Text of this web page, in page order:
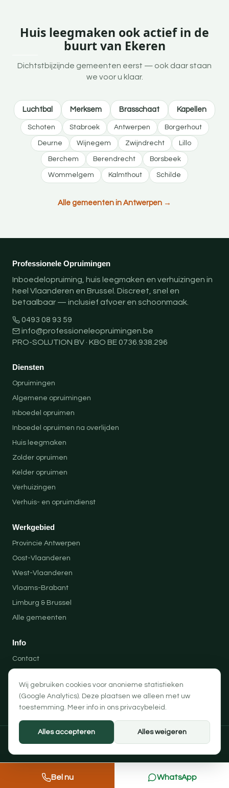
Huis leegmaken ook actief in de
buurt van Ekeren
Dichtstbijzijnde gemeenten eerst — ook daar staan
we voor u klaar.
Luchtbal Merksem Brasschaat Kapellen
Schoten Stabroek Antwerpen Borgerhout
Deurne Wijnegem Zwijndrecht Lillo
Berchem Berendrecht Borsbeek
Wommelgem Kalmthout Schilde
Alle gemeenten in Antwerpen →
Professionele Opruimingen
Inboedelopruiming, huis leegmaken en verhuizingen in
heel Vlaanderen en Brussel. Discreet, snel en
betaalbaar — inclusief afvoer en schoonmaak.
0493 08 93 59
info@professioneleopruimingen.be
PRO-SOLUTION BV · KBO BE 0736.938.296
Diensten
Opruimingen
Algemene opruimingen
Inboedel opruimen
Inboedel opruimen na overlijden
Huis leegmaken
Zolder opruimen
Kelder opruimen
Verhuizingen
Verhuis- en opruimdienst
Werkgebied
Provincie Antwerpen
Oost-Vlaanderen
West-Vlaanderen
Vlaams-Brabant
Limburg & Brussel
Alle gemeenten
Info
Contact
Privacybeleid
Algemene voorwaarden
Bel nu WhatsApp
Wij gebruiken cookies voor anonieme statistieken
(Google Analytics). Deze plaatsen we alleen met uw
toestemming. Meer info in ons privacybeleid .
Alles accepteren Alles weigeren